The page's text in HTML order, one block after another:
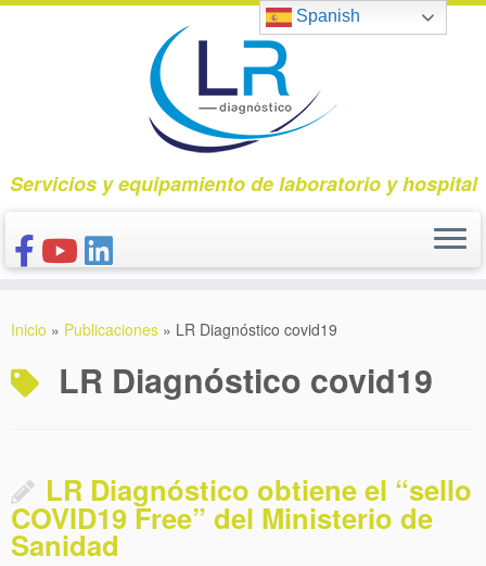
Saltar
Servicios y equipamiento de laboratorio y hospital
CONÓCENOS
NUESTROS PRODUCTOS
Inicio » Publicaciones » LR Diagnóstico covid19
LR Diagnóstico covid19
LR Diagnóstico obtiene el “sello
COVID19 Free” del Ministerio de
Sanidad
Spanish